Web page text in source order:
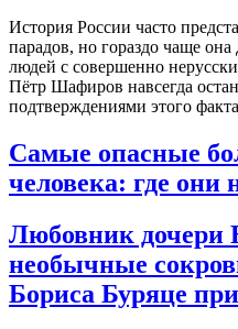
История России часто
парадов, но гораздо чаще она
людей с совершенно
Пётр Шафиров навсегда
подтверждениями этого
Самые опасные
человека: где они
Любовник дочери
необычные
Бориса Буряце